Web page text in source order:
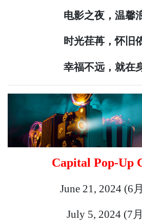
电影之夜，温馨
时光荏苒，怀旧
幸福不远，就在
Capital Pop-Up
June 21, 2024 (6
July 5, 2024 (7